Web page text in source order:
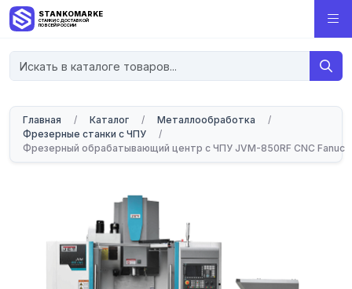
STANKOMARKET
СТАНКИ С ДОСТАВКОЙ
ПО ВСЕЙ РОССИИ
Главная / Каталог / Металлообработка
/
Фрезерные станки с ЧПУ
/
Фрезерный обрабатывающий центр с ЧПУ JVM-850RF CNC Fanuc